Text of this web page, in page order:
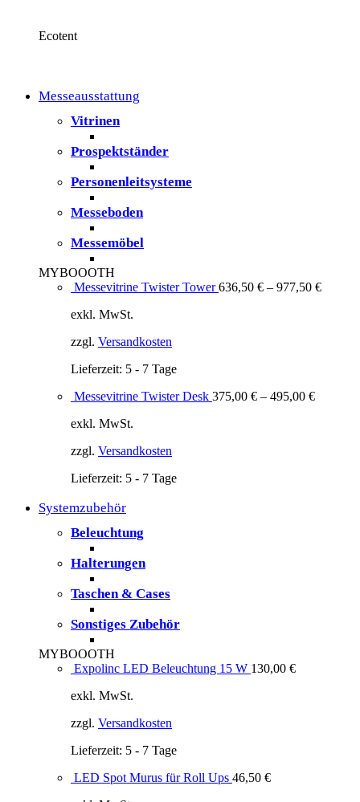
Ecotent
Messeausstattung
Vitrinen
Prospektständer
Personenleitsysteme
Messeboden
Messemöbel
MYBOOOTH
Messevitrine Twister Tower636,50 € – 977,50 €
exkl. MwSt.
zzgl. Versandkosten
Lieferzeit: 5 - 7 Tage
Messevitrine Twister Desk 375,00 € – 495,00 €
exkl. MwSt.
zzgl. Versandkosten
Lieferzeit: 5 - 7 Tage
Systemzubehör
Beleuchtung
Halterungen
Taschen & Cases
Sonstiges Zubehör
MYBOOOTH
Expolinc LED Beleuchtung 15 W 130,00 €
exkl. MwSt.
zzgl. Versandkosten
Lieferzeit: 5 - 7 Tage
LED Spot Murus für Roll Ups 46,50 €